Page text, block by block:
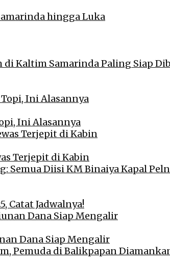
hingga Luka
Ini Alasannya
Terjepit di Kabin
Catat Jadwalnya!
Dana Siap Mengalir